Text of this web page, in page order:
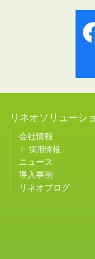
リネオソリューシ
会社情報
採用情報
ニュース
導入事例
リネオブログ